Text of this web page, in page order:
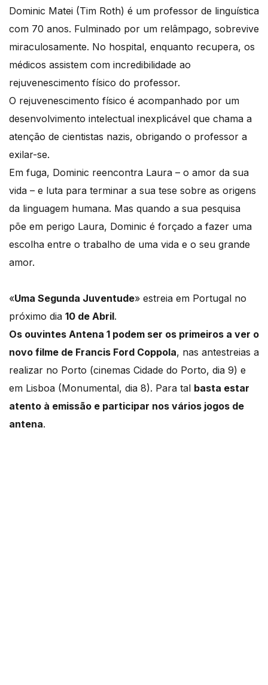
Dominic Matei (Tim Roth) é um professor de linguística
com 70 anos. Fulminado por um relâmpago, sobrevive
miraculosamente. No hospital, enquanto recupera, os
médicos assistem com incredibilidade ao
rejuvenescimento físico do professor.
O rejuvenescimento físico é acompanhado por um
desenvolvimento intelectual inexplicável que chama a
atenção de cientistas nazis, obrigando o professor a
exilar-se.
Em fuga, Dominic reencontra Laura – o amor da sua
vida – e luta para terminar a sua tese sobre as origens
da linguagem humana. Mas quando a sua pesquisa
põe em perigo Laura, Dominic é forçado a fazer uma
escolha entre o trabalho de uma vida e o seu grande
amor.
«Uma Segunda Juventude» estreia em Portugal no
próximo dia 10 de Abril.
Os ouvintes Antena 1 podem ser os primeiros a ver o
novo filme de Francis Ford Coppola, nas antestreias a
realizar no Porto (cinemas Cidade do Porto, dia 9) e
em Lisboa (Monumental, dia 8). Para tal basta estar
atento à emissão e participar nos vários jogos de
antena.